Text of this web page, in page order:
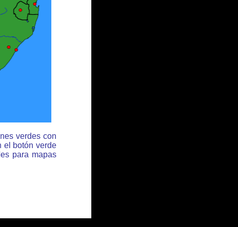
verdes con
el botón verde
para mapas